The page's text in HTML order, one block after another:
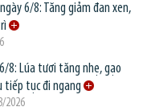
6/8: Tăng giảm đan xen,
8: Lúa tươi tăng nhẹ, gạo
tục đi ngang
2026